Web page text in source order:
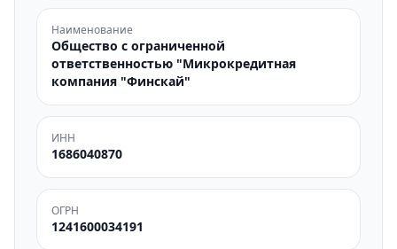
Наименование
Общество с ограниченной
ответственностью "Микрокредитная
компания "Финскай"
ИНН
1686040870
ОГРН
1241600034191